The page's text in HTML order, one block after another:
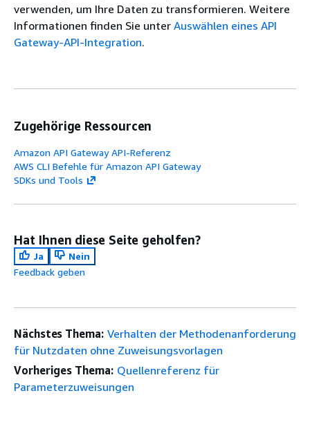
verwenden, um Ihre Daten zu transformieren. Weitere
Informationen finden Sie unter Auswählen eines API
Gateway-API-Integration.
Zugehörige Ressourcen
Amazon API Gateway API-Referenz
AWS CLI Befehle für Amazon API Gateway
SDKs und Tools
Hat Ihnen diese Seite geholfen?
Ja
Nein
Feedback geben
Nächstes Thema: Verhalten der Methodenanforderung
für Nutzdaten ohne Zuweisungsvorlagen
Vorheriges Thema: Quellenreferenz für
Parameterzuweisungen